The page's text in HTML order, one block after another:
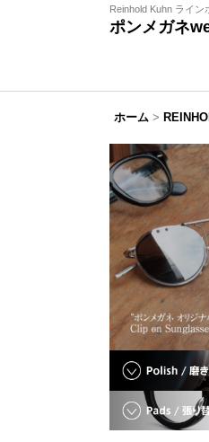
Reinhold Kuhn ライ
ポンメガネ
ホーム >